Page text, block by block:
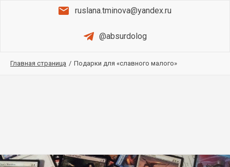
ruslana.tminova@yandex.ru
@absurdolog
Главная страница / Подарки для «славного малого»